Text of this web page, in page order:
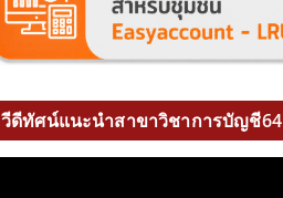
วีดีทัศน์แนะนำสาขาวิชาการบัญชี64